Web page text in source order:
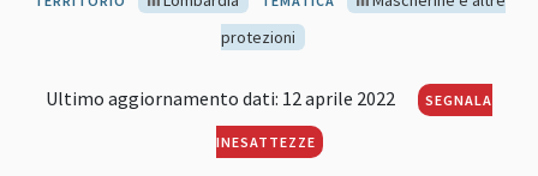
protezioni
Ultimo aggiornamento dati: 12 aprile 2022 SEGNALA
INESATTEZZE